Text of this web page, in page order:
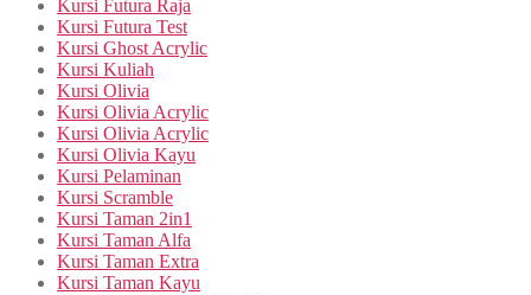
Kursi Futura Raja
Kursi Futura Test
Kursi Ghost Acrylic
Kursi Kuliah
Kursi Olivia
Kursi Olivia Acrylic
Kursi Olivia Acrylic
Kursi Olivia Kayu
Kursi Pelaminan
Kursi Scramble
Kursi Taman 2in1
Kursi Taman Alfa
Kursi Taman Extra
Kursi Taman Kayu